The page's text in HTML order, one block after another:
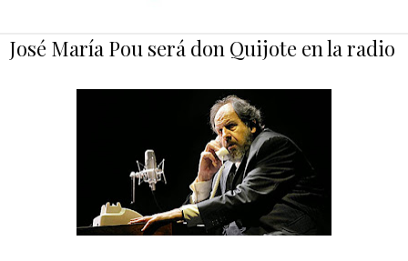
José María Pou será don Quijote en la radio